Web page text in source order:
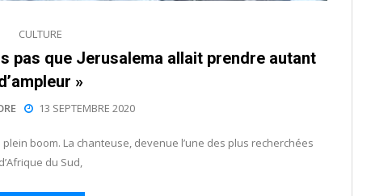
CULTURE
pas que Jerusalema allait prendre autant
»
13 SEPTEMBRE 2020
boom. La chanteuse, devenue l’une des plus recherchées
d’Afrique du Sud,